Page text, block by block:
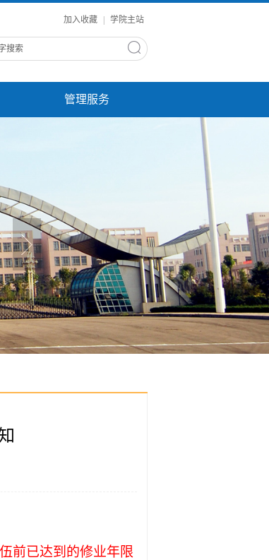
加入收藏 学院主站
管理服务
前已达到的修业年限